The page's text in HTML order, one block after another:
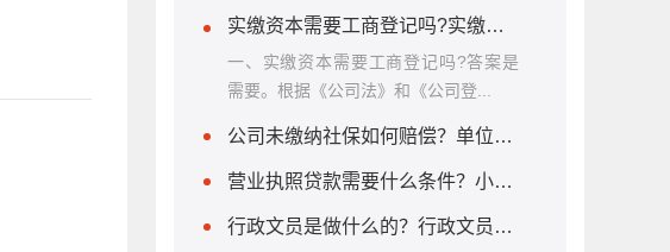
实缴资本需要工商登记吗?实缴资本的计算方法是什么？
一、实缴资本需要工商登记吗?答案是
需要。根据《公司法》和《公司登...
公司未缴纳社保如何赔偿？单位不缴纳社保怎么办？
营业执照贷款需要什么条件？小微企业贷款需要什么条件?
行政文员是做什么的？行政文员需要什么学历？